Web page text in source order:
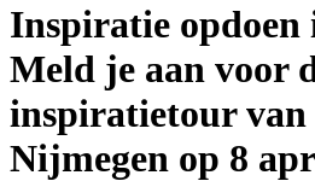
Inspiratie opdoen
Meld je aan voor
inspiratietour
Nijmegen op 8